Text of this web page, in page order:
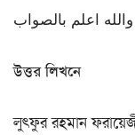
والله اعلم بالصواب
উত্তর লিখনে
লুৎফুর রহমান